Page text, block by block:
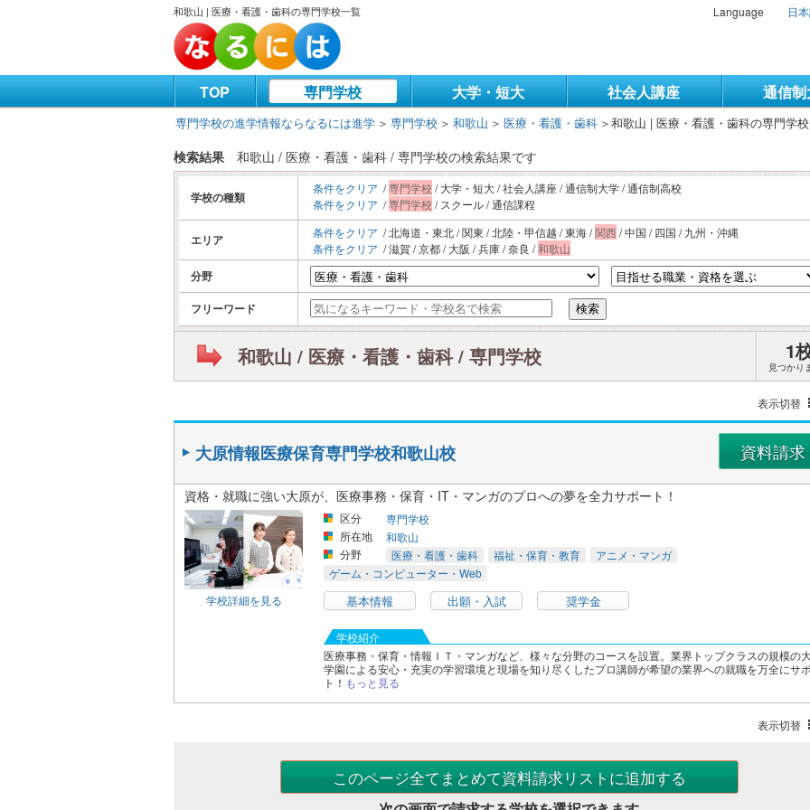
和歌山 | 医療・看護・歯科の専門学校一覧 Language 日
TOP 専門学校 大学・短大 社会人講座 通信
専門学校の進学情報ならなるには進学 ＞ 専門学校 ＞ 和歌山 ＞ 医療・看護・歯科 ＞和歌山 | 医療・看護・歯科の専門学
検索結果 和歌山 / 医療・看護・歯科 / 専門学校の検索結果です
学校の種類
条件をクリア /専門学校 / 大学・短大 / 社会人講座 / 通信制大学 / 通信制高校
条件をクリア /専門学校 / スクール / 通信課程
エリア 条件をクリア / 北海道・東北 / 関東 / 北陸・甲信越 / 東海 /関西/ 中国 / 四国 / 九州・沖縄
条件をクリア / 滋賀 / 京都 / 大阪 / 兵庫 / 奈良 /和歌山
分野
フリーワード
検索
和歌山 / 医療・看護・歯科 / 専門学校 1
見つかり
表示切替
大原情報医療保育専門学校和歌山校 資料請求
資格・就職に強い大原が、医療事務・保育・IT・マンガのプロへの夢を全力サポート！
学校詳細を見る
区分
専門学校
所在地
和歌山
分野
医療・看護・歯科 福祉・保育・教育
アニメ・マンガ
ゲーム・コンピューター・Web
基本情報 出願・入試 奨学金
学校紹介
医療事務・保育・情報ＩＴ・マンガなど、様々な分野のコースを設置。業界トップクラスの規模の
学園による安心・充実の学習環境と現場を知り尽くしたプロ講師が希望の業界への就職を万全にサ
ト！ もっと見る
表示切替
このページ全てまとめて資料請求リストに追加する